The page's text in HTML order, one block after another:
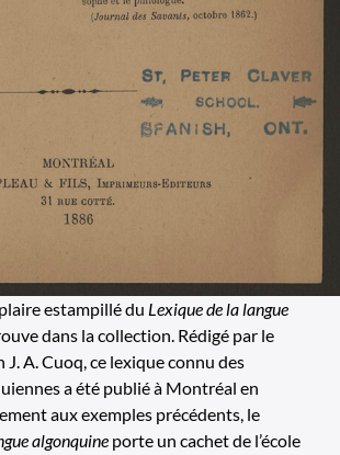
estampillé du Lexique de la langue
dans la collection. Rédigé par le
A. Cuoq, ce lexique connu des
a été publié à Montréal en
aux exemples précédents, le
algonquine porte un cachet de l’école